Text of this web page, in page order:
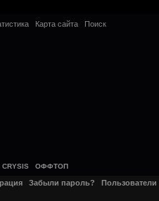
Карта сайта Поиск
ОФФТОП
Забыли пароль? Пользователи